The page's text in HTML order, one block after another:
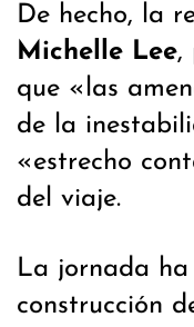
De hecho, la
Michelle Lee,
que «las
de la
«estrecho
del viaje.
La jornada
construcción